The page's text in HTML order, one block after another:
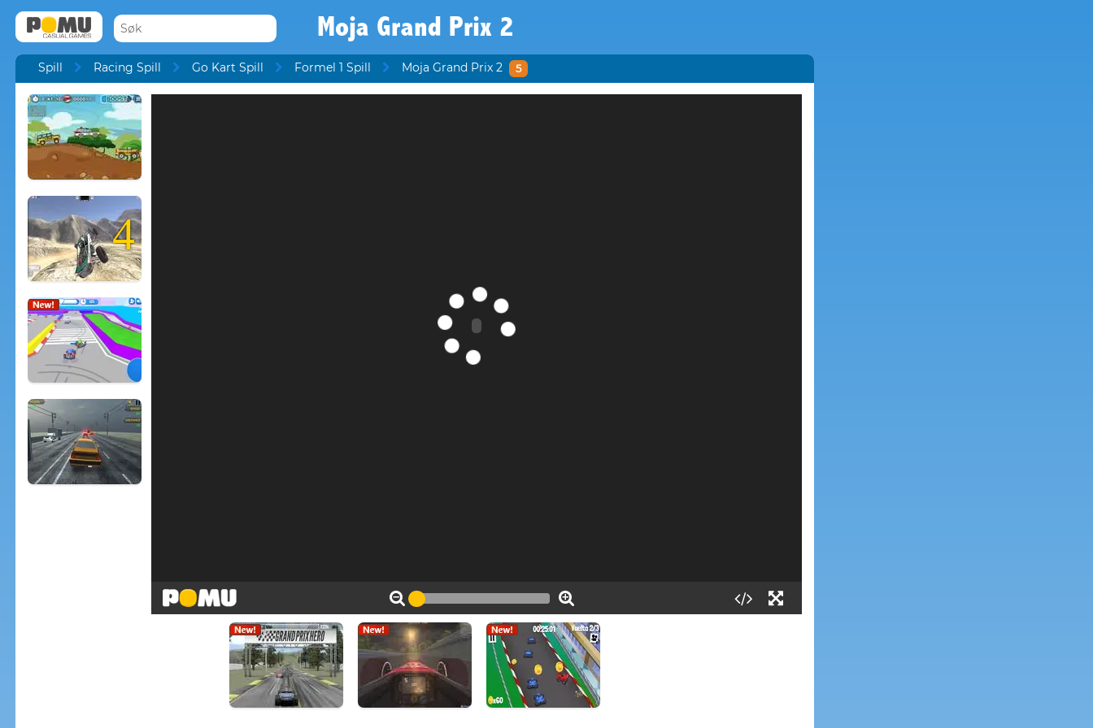
Moja Grand Prix 2
Spill Racing Spill Go Kart Spill Formel 1 Spill Moja Grand Prix 2 5
4